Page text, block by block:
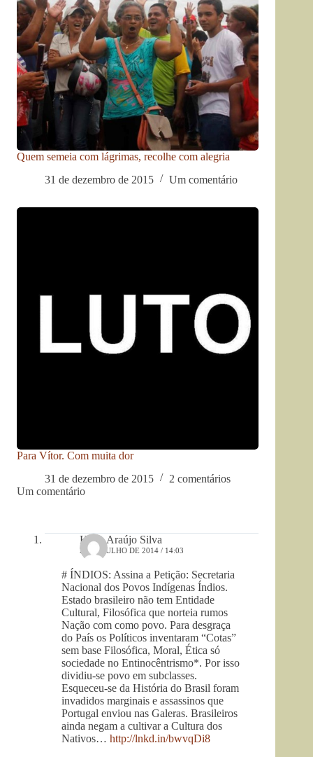
Quem semeia com lágrimas, recolhe com alegria
31 de dezembro de 2015
Um comentário
Para Vítor. Com muita dor
31 de dezembro de 2015
2 comentários
Um comentário
Hélio Araújo Silva
29 DE JULHO DE 2014 / 14:03
# ÍNDIOS: Assina a Petição: Secretaria
Nacional dos Povos Indígenas Índios.
Estado brasileiro não tem Entidade
Cultural, Filosófica que norteia rumos
Nação com como povo. Para desgraça
do País os Políticos inventaram “Cotas”
sem base Filosófica, Moral, Ética só
sociedade no Entinocêntrismo*. Por isso
dividiu-se povo em subclasses.
Esqueceu-se da História do Brasil foram
invadidos marginais e assassinos que
Portugal enviou nas Galeras. Brasileiros
ainda negam a cultivar a Cultura dos
Nativos… http://lnkd.in/bwvqDi8